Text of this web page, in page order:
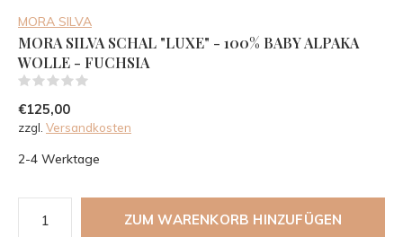
MORA SILVA
MORA SILVA SCHAL "LUXE" - 100% BABY ALPAKA
WOLLE - FUCHSIA
€125,00
zzgl. Versandkosten
2-4 Werktage
ZUM WARENKORB HINZUFÜGEN